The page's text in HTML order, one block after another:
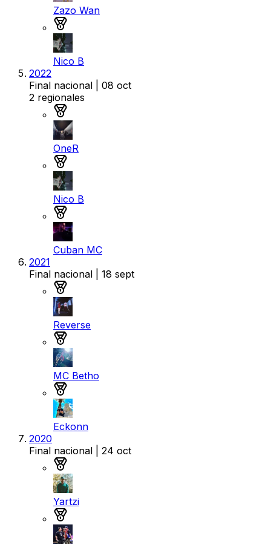
Zazo Wan
Nico B
2022
Final nacional | 08 oct
2 regionales
OneR
Nico B
Cuban MC
2021
Final nacional | 18 sept
Reverse
MC Betho
Eckonn
2020
Final nacional | 24 oct
Yartzi